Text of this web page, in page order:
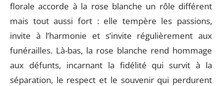
florale accorde à la rose blanche un rôle différent
mais tout aussi fort : elle tempère les passions,
invite à l’harmonie et s’invite régulièrement aux
funérailles. Là-bas, la rose blanche rend hommage
aux défunts, incarnant la fidélité qui survit à la
séparation, le respect et le souvenir qui perdurent